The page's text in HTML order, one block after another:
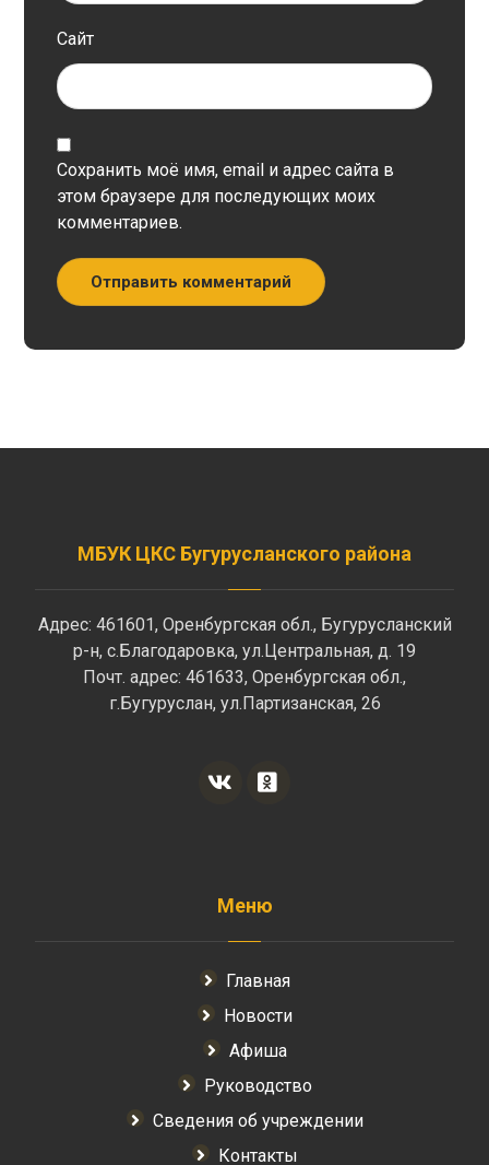
Сайт
Сохранить моё имя, email и адрес сайта в
этом браузере для последующих моих
комментариев.
Отправить комментарий
МБУК ЦКС Бугурусланского района
Адрес: 461601, Оренбургская обл., Бугурусланский
р-н, с.Благодаровка, ул.Центральная, д. 19
Почт. адрес: 461633, Оренбургская обл.,
г.Бугуруслан, ул.Партизанская, 26
Меню
Главная
Новости
Афиша
Руководство
Сведения об учреждении
Контакты